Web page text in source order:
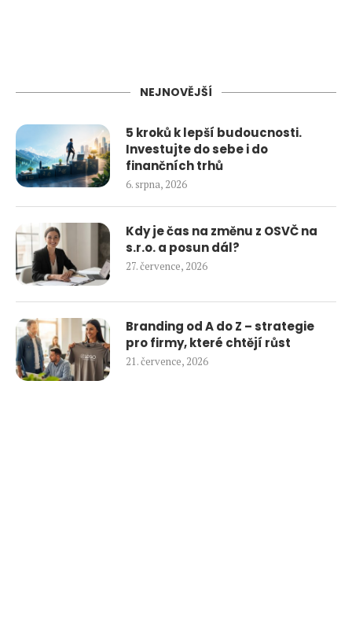
NEJNOVĚJŠÍ
5 kroků k lepší budoucnosti.
Investujte do sebe i do
finančních trhů
6. srpna, 2026
Kdy je čas na změnu z OSVČ na
s.r.o. a posun dál?
27. července, 2026
Branding od A do Z – strategie
pro firmy, které chtějí růst
21. července, 2026